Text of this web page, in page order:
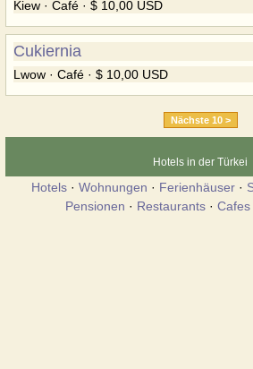
Kiew · Café · $ 10,00 USD
Cukiernia
Lwow · Café · $ 10,00 USD
Nächste 10 >
Hotels in der Türkei
Hotels · Wohnungen · Ferienhäuser ·
Pensionen · Restaurants · Cafes